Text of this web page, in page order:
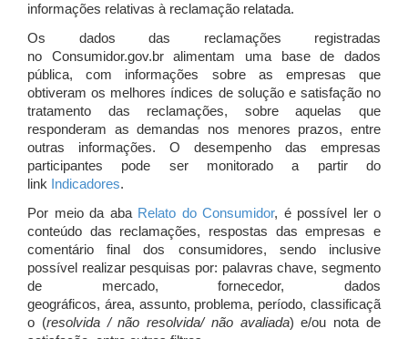
informações relativas à reclamação relatada.
Os dados das reclamações registradas
no Consumidor.gov.br alimentam uma base de dados
pública, com informações sobre as empresas que
obtiveram os melhores índices de solução e satisfação no
tratamento das reclamações, sobre aquelas que
responderam as demandas nos menores prazos, entre
outras informações. O desempenho das empresas
participantes pode ser monitorado a partir do
link Indicadores.
Por meio da aba Relato do Consumidor, é possível ler o
conteúdo das reclamações, respostas das empresas e
comentário final dos consumidores, sendo inclusive
possível realizar pesquisas por: palavras chave, segmento
de mercado, fornecedor, dados
geográficos, área, assunto, problema, período, classificaçã
o (resolvida / não resolvida/ não avaliada) e/ou nota de